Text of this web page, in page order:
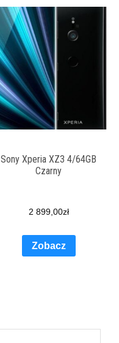
Sony Xperia XZ3 4/64GB
Czarny
2 899,00zł
Zobacz